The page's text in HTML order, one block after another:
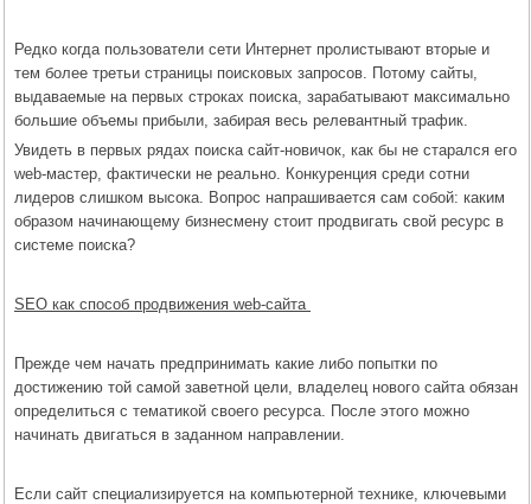
Редко когда пользователи сети Интернет пролистывают вторые и
тем более третьи страницы поисковых запросов. Потому сайты,
выдаваемые на первых строках поиска, зарабатывают максимально
большие объемы прибыли, забирая весь релевантный трафик.
Увидеть в первых рядах поиска сайт-новичок, как бы не старался его
web-мастер, фактически не реально. Конкуренция среди сотни
лидеров слишком высока. Вопрос напрашивается сам собой: каким
образом начинающему бизнесмену стоит продвигать свой ресурс в
системе поиска?
SEO как способ продвижения web-сайта
Прежде чем начать предпринимать какие либо попытки по
достижению той самой заветной цели, владелец нового сайта обязан
определиться с тематикой своего ресурса. После этого можно
начинать двигаться в заданном направлении.
Если сайт специализируется на компьютерной технике, ключевыми